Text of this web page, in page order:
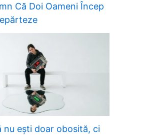
Că Doi Oameni Încep
nu ești doar obosită, ci